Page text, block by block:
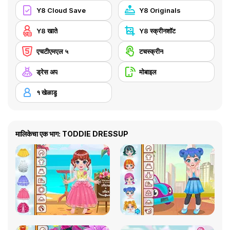
Y8 Cloud Save Y8 Originals
Y8 खाते Y8 स्क्रीनशॉट
एचटीएमएल ५ टचस्क्रीन
ड्रेस अप मोबाइल
१ खेळाडू
मालिकेचा एक भाग: TODDIE DRESSUP